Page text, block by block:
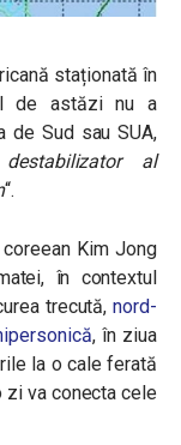
staționată în
de astăzi nu a
de Sud sau SUA,
al
“.
Kim Jong
în contextul
trecută,nord-
, în ziua
la o cale ferată
zi va conecta cele